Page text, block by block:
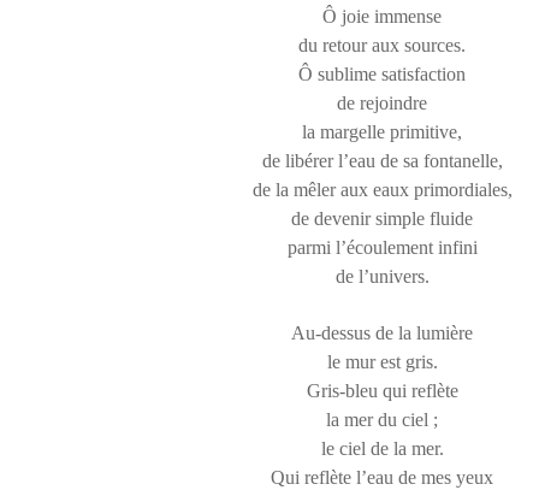
Ô joie immense
du retour aux sources.
Ô sublime satisfaction
de rejoindre
la margelle primitive,
de libérer l’eau de sa fontanelle,
de la mêler aux eaux primordiales,
de devenir simple fluide
parmi l’écoulement infini
de l’univers.
Au-dessus de la lumière
le mur est gris.
Gris-bleu qui reflète
la mer du ciel ;
le ciel de la mer.
Qui reflète l’eau de mes yeux